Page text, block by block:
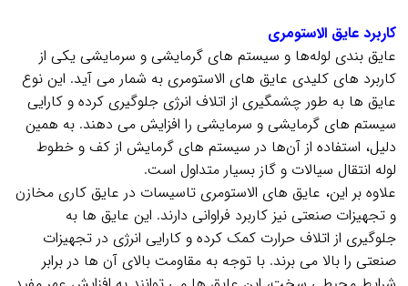
کاربرد عایق الاستومری
عایق‌ بندی لوله‌ها و سیستم‌ های گرمایشی و سرمایشی یکی از
کاربرد های کلیدی عایق‌ های الاستومری به شمار می‌ آید. این نوع
عایق‌ ها به طور چشمگیری از اتلاف انرژی جلوگیری کرده و کارایی
سیستم‌ های گرمایشی و سرمایشی را افزایش می‌ دهند. به همین
دلیل، استفاده از آن‌ها در سیستم‌ های گرمایش از کف و خطوط
لوله انتقال سیالات و گاز بسیار متداول است.
علاوه بر این، عایق‌ های الاستومری تاسیسات در عایق‌ کاری مخازن
و تجهیزات صنعتی نیز کاربرد فراوانی دارند. این عایق‌ ها به
جلوگیری از اتلاف حرارت کمک کرده و کارایی انرژی در تجهیزات
صنعتی را بالا می‌ برند. با توجه به مقاومت بالای آن‌ ها در برابر